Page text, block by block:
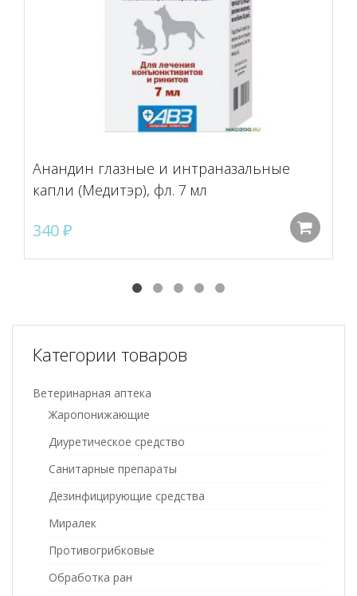
Анандин глазные и интраназальные
капли (Медитэр), фл. 7 мл
340₽
Категории товаров
Ветеринарная аптека
Жаропонижающие
Диуретическое средство
Санитарные препараты
Дезинфицирующие средства
Миралек
Противогрибковые
Обработка ран